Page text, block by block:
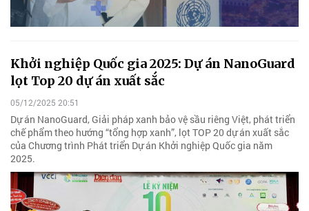
Khởi nghiệp Quốc gia 2025: Dự án NanoGuard
lọt Top 20 dự án xuất sắc
05/12/2025 20:51
Dự án NanoGuard, Giải pháp xanh bảo vệ sầu riêng Việt, phát triển
chế phẩm theo hướng “tổng hợp xanh”, lọt TOP 20 dự án xuất sắc
của Chương trình Phát triển Dự án Khởi nghiệp Quốc gia năm
2025.